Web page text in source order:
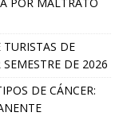
DE
DE 2026
DE CÁNCER: